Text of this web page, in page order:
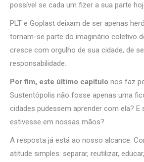
possível se cada um fizer a sua parte
PLT e Goplast deixam de ser apenas
tornam-se parte do imaginário coletivo
cresce com orgulho de sua cidade, de
responsabilidade.
Por fim, este último capítulo nos faz
Sustentópolis não fosse apenas uma
cidades pudessem aprender com ela?
estivesse em nossas mãos?
A resposta já está ao nosso alcance.
atitude simples: separar, reutilizar,